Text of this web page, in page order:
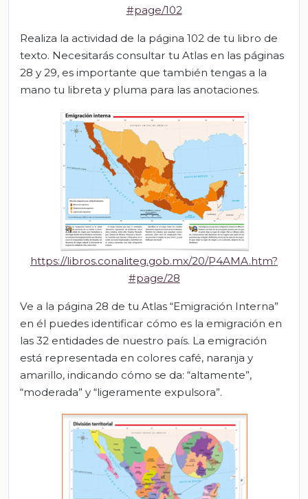
#page/102
Realiza la actividad de la página 102 de tu libro de
texto. Necesitarás consultar tu Atlas en las páginas
28 y 29, es importante que también tengas a la
mano tu libreta y pluma para las anotaciones.
https://libros.conaliteg.gob.mx/20/P4AMA.htm?
#page/28
Ve a la página 28 de tu Atlas “Emigración Interna”
en él puedes identificar cómo es la emigración en
las 32 entidades de nuestro país. La emigración
está representada en colores café, naranja y
amarillo, indicando cómo se da: “altamente”,
“moderada” y “ligeramente expulsora”.